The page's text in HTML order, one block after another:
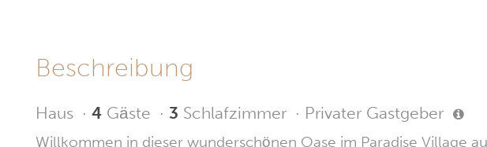
Beschreibung
Haus · 4 Gäste · 3 Schlafzimmer · Privater Gastgeber
Willkommen in dieser wunderschönen Oase im Paradise Village